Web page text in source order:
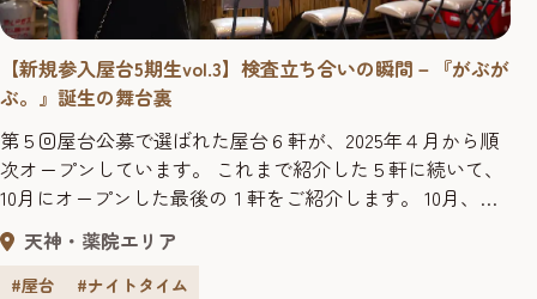
【新規参入屋台5期生vol.3】検査立ち合いの瞬間－『がぶが
ぶ。』誕生の舞台裏
第５回屋台公募で選ばれた屋台６軒が、2025年４月から順
次オープンしています。 これまで紹介した５軒に続いて、
10月にオープンした最後の１軒をご紹介します。 10月、長
浜に新しくオープンした「長浜屋台 がぶがぶ。」。元気で
明るい女性店主 鍋川奈々さんが笑顔いっぱいで迎えてくれ
る、活気あふれる屋台です。 今回は、「長浜屋台 がぶが
天神・薬院エリア
#屋台 #ナイトタイム